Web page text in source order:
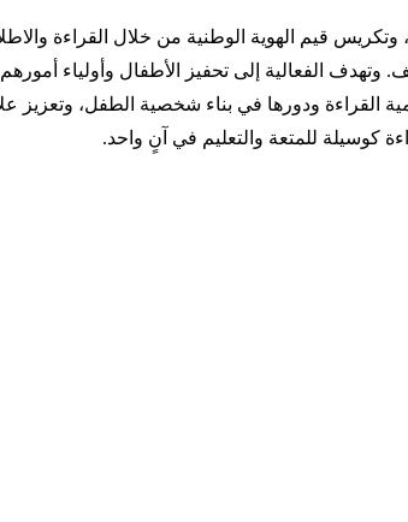
وتكريس قيم الهوية الوطنية من خلال القراءة
الفعالية إلى تحفيز الأطفال وأولياء
القراءة ودورها في بناء شخصية الطفل، وتعزيز
كوسيلة للمتعة والتعليم في آنٍ واحد.